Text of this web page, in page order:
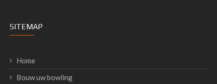
SITEMAP
Home
Bouw uw bowling